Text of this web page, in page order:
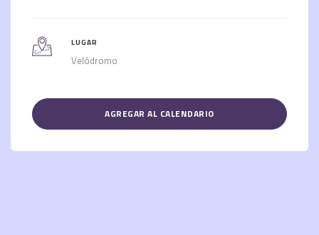
LUGAR
Velódromo
AGREGAR AL CALENDARIO